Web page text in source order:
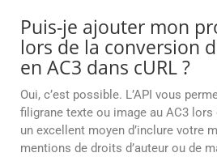
Puis-je ajouter mon
lors de la conversion
en AC3 dans cURL ?
Oui, c’est possible. L’API vous
filigrane texte ou image au AC3 lors
un excellent moyen d’inclure votre
mentions de droits d’auteur ou de